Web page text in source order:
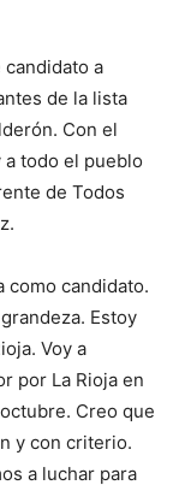
candidato a
de la lista
Con el
todo el pueblo
de Todos
como candidato.
Estoy
Voy a
por La Rioja en
Creo que
y con criterio.
a luchar para